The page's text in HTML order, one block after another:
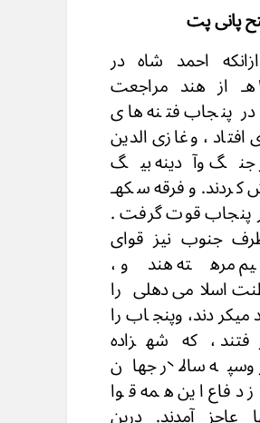
احمد شاه در
۱۱۷۰هـ از هند مراجعت
در پنجاب فتنه های
افتاد ، وغازی الدین
جنگ وآدینه بیگ
وفرقه سکهـ
پنجاب قوت گرفت .
جنوب نیز قوای
مرهته هندو ،
اسلامی دهلی را
میکردند، وپنجاب را
، که شهزاده
وسپه سالار جهان
دفاع این همه قوا